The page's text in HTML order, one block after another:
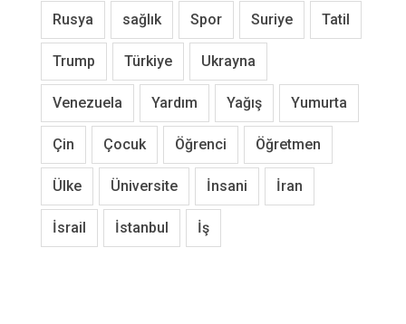
Rusya sağlık Spor Suriye Tatil
Trump Türkiye Ukrayna
Venezuela Yardım Yağış Yumurta
Çin Çocuk Öğrenci Öğretmen
Ülke Üniversite İnsani İran
İsrail İstanbul İş